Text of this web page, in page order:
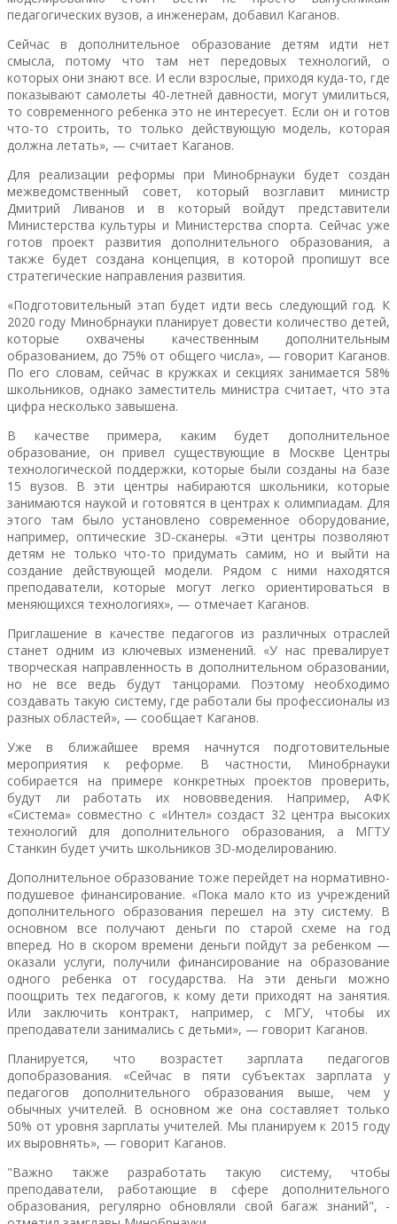
педагогических вузов, а инженерам, добавил Каганов.
Сейчас в дополнительное образование детям идти нет
смысла, потому что там нет передовых технологий, о
которых они знают все. И если взрослые, приходя куда-то, где
показывают самолеты 40-летней давности, могут умилиться,
то современного ребенка это не интересует. Если он и готов
что-то строить, то только действующую модель, которая
должна летать», — считает Каганов.
Для реализации реформы при Минобрнауки будет создан
межведомственный совет, который возглавит министр
Дмитрий Ливанов и в который войдут представители
Министерства культуры и Министерства спорта. Сейчас уже
готов проект развития дополнительного образования, а
также будет создана концепция, в которой пропишут все
стратегические направления развития.
«Подготовительный этап будет идти весь следующий год. К
2020 году Минобрнауки планирует довести количество детей,
которые охвачены качественным дополнительным
образованием, до 75% от общего числа», — говорит Каганов.
По его словам, сейчас в кружках и секциях занимается 58%
школьников, однако заместитель министра считает, что эта
цифра несколько завышена.
В качестве примера, каким будет дополнительное
образование, он привел существующие в Москве Центры
технологической поддержки, которые были созданы на базе
15 вузов. В эти центры набираются школьники, которые
занимаются наукой и готовятся в центрах к олимпиадам. Для
этого там было установлено современное оборудование,
например, оптические 3D-сканеры. «Эти центры позволяют
детям не только что-то придумать самим, но и выйти на
создание действующей модели. Рядом с ними находятся
преподаватели, которые могут легко ориентироваться в
меняющихся технологиях», — отмечает Каганов.
Приглашение в качестве педагогов из различных отраслей
станет одним из ключевых изменений. «У нас превалирует
творческая направленность в дополнительном образовании,
но не все ведь будут танцорами. Поэтому необходимо
создавать такую систему, где работали бы профессионалы из
разных областей», — сообщает Каганов.
Уже в ближайшее время начнутся подготовительные
мероприятия к реформе. В частности, Минобрнауки
собирается на примере конкретных проектов проверить,
будут ли работать их нововведения. Например, АФК
«Система» совместно с «Интел» создаст 32 центра высоких
технологий для дополнительного образования, а МГТУ
Станкин будет учить школьников 3D-моделированию.
Дополнительное образование тоже перейдет на нормативно-
подушевое финансирование. «Пока мало кто из учреждений
дополнительного образования перешел на эту систему. В
основном все получают деньги по старой схеме на год
вперед. Но в скором времени деньги пойдут за ребенком —
оказали услуги, получили финансирование на образование
одного ребенка от государства. На эти деньги можно
поощрить тех педагогов, к кому дети приходят на занятия.
Или заключить контракт, например, с МГУ, чтобы их
преподаватели занимались с детьми», — говорит Каганов.
Планируется, что возрастет зарплата педагогов
допобразования. «Сейчас в пяти субъектах зарплата у
педагогов дополнительного образования выше, чем у
обычных учителей. В основном же она составляет только
50% от уровня зарплаты учителей. Мы планируем к 2015 году
их выровнять», — говорит Каганов.
"Важно также разработать такую систему, чтобы
преподаватели, работающие в сфере дополнительного
образования, регулярно обновляли свой багаж знаний", -